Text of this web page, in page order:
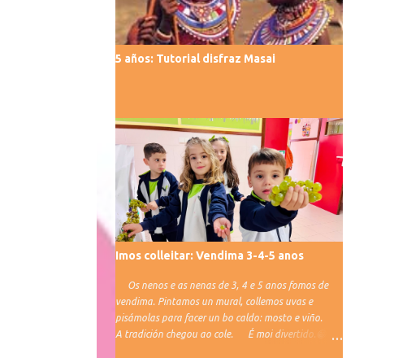
5 años: Tutorial disfraz Masai
Imos colleitar: Vendima 3-4-5 anos
Os nenos e as nenas de 3, 4 e 5 anos fomos de
vendima. Pintamos un mural, collemos uvas e
pisámolas para facer un bo caldo: mosto e viño.
A tradición chegou ao cole. É moi divertido.😁